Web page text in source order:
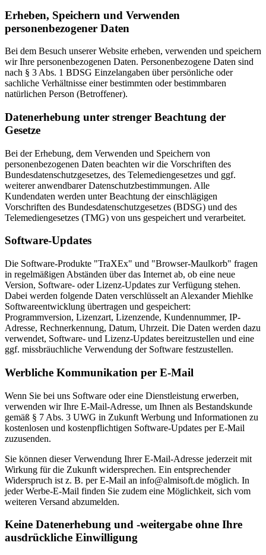
Erheben, Speichern und Verwenden
personenbezogener Daten
Bei dem Besuch unserer Website erheben, verwenden und speichern
wir Ihre personenbezogenen Daten. Personenbezogene Daten sind
nach § 3 Abs. 1 BDSG Einzelangaben über persönliche oder
sachliche Verhältnisse einer bestimmten oder bestimmbaren
natürlichen Person (Betroffener).
Datenerhebung unter strenger Beachtung der
Gesetze
Bei der Erhebung, dem Verwenden und Speichern von
personenbezogenen Daten beachten wir die Vorschriften des
Bundesdatenschutzgesetzes, des Telemediengesetzes und ggf.
weiterer anwendbarer Datenschutzbestimmungen. Alle
Kundendaten werden unter Beachtung der einschlägigen
Vorschriften des Bundesdatenschutzgesetzes (BDSG) und des
Telemediengesetzes (TMG) von uns gespeichert und verarbeitet.
Software-Updates
Die Software-Produkte "TraXEx" und "Browser-Maulkorb" fragen
in regelmäßigen Abständen über das Internet ab, ob eine neue
Version, Software- oder Lizenz-Updates zur Verfügung stehen.
Dabei werden folgende Daten verschlüsselt an Alexander Miehlke
Softwareentwicklung übertragen und gespeichert:
Programmversion, Lizenzart, Lizenzende, Kundennummer, IP-
Adresse, Rechnerkennung, Datum, Uhrzeit. Die Daten werden dazu
verwendet, Software- und Lizenz-Updates bereitzustellen und eine
ggf. missbräuchliche Verwendung der Software festzustellen.
Werbliche Kommunikation per E-Mail
Wenn Sie bei uns Software oder eine Dienstleistung erwerben,
verwenden wir Ihre E-Mail-Adresse, um Ihnen als Bestandskunde
gemäß § 7 Abs. 3 UWG in Zukunft Werbung und Informationen zu
kostenlosen und kostenpflichtigen Software-Updates per E-Mail
zuzusenden.
Sie können dieser Verwendung Ihrer E-Mail-Adresse jederzeit mit
Wirkung für die Zukunft widersprechen. Ein entsprechender
Widerspruch ist z. B. per E-Mail an info@almisoft.de möglich. In
jeder Werbe-E-Mail finden Sie zudem eine Möglichkeit, sich vom
weiteren Versand abzumelden.
Keine Datenerhebung und -weitergabe ohne Ihre
ausdrückliche Einwilligung